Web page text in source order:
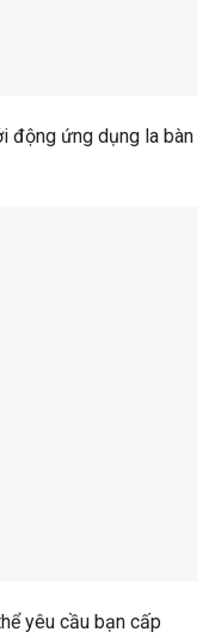
động ứng dụng la bàn
yêu cầu bạn cấp